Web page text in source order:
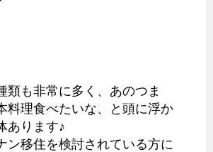
類も非常に多く、あのつま
料理食べたいな、と頭に浮か
あります♪
ン移住を検討されている方に